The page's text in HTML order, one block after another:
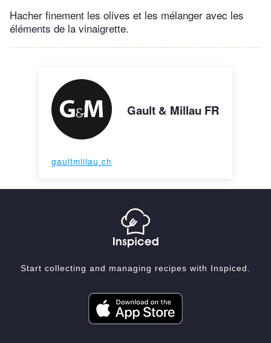
Hacher finement les olives et les mélanger avec les
éléments de la vinaigrette.
Gault & Millau FR
gaultmillau.ch
Start collecting and managing recipes with Inspiced.